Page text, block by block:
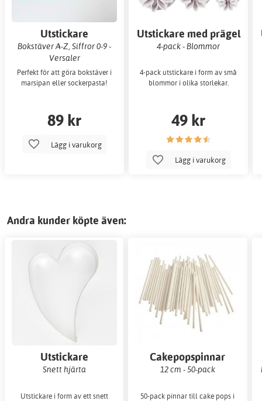
Utstickare
Bokstäver A-Z, Siffror 0-9 -
Versaler
Perfekt för att göra bokstäver i
marsipan eller sockerpasta!
89 kr
Lägg i varukorg
Utstickare med prägel
4-pack - Blommor
4-pack utstickare i form av små
blommor i olika storlekar.
49 kr
Lägg i varukorg
Andra kunder köpte även:
Utstickare
Snett hjärta
Utstickare i form av ett snett
Cakepopspinnar
12 cm - 50-pack
50-pack pinnar till cake pops i